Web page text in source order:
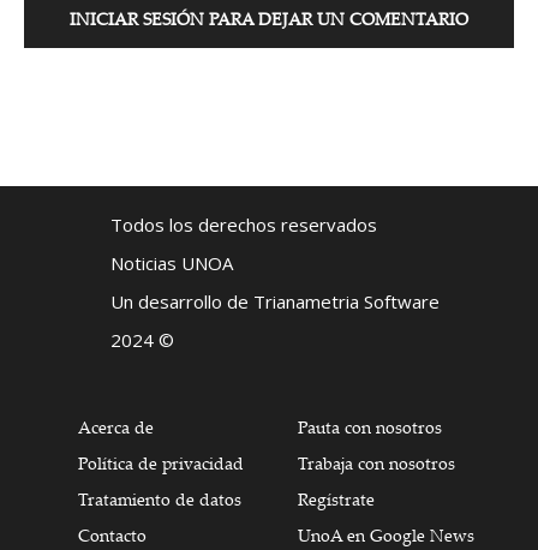
INICIAR SESIÓN PARA DEJAR UN COMENTARIO
Todos los derechos reservados
Noticias UNOA
Un desarrollo de Trianametria Software
2024 ©
Acerca de
Política de privacidad
Tratamiento de datos
Contacto
Pauta con nosotros
Trabaja con nosotros
Regístrate
UnoA en Google News